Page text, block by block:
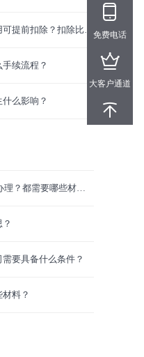
除？扣除比例是多少？
续流程？
么影响？
都需要哪些材料？
要具备什么条件？
料？
免费电话
大客户通道